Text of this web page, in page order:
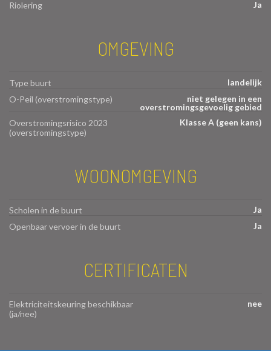
Riolering Ja
OMGEVING
Type buurt
landelijk
O-Peil (overstromingstype)
niet gelegen in een
overstromingsgevoelig gebied
Overstromingsrisico 2023
(overstromingstype)
Klasse A (geen kans)
WOONOMGEVING
Scholen in de buurt
Ja
Openbaar vervoer in de buurt
Ja
CERTIFICATEN
Elektriciteitskeuring beschikbaar
(ja/nee)
nee